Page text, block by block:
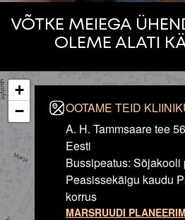
VÕTKE MEIEGA
OLEME ALATI
OOTAME TEID
A. H. Tammsaare tee
Eesti
Bussipeatus: Sõjakooli
Peasissekäigu kaudu
korrus
MARSRUUDI
+
−